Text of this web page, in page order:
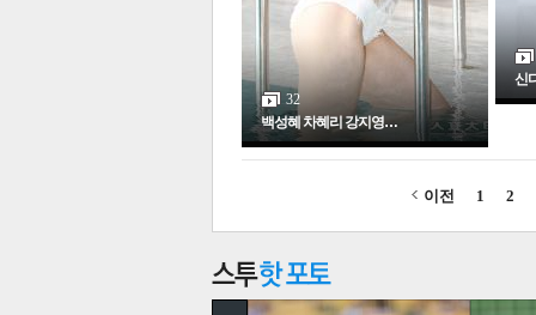
32
백성혜 차혜리 강지영…
신
이전 1 2